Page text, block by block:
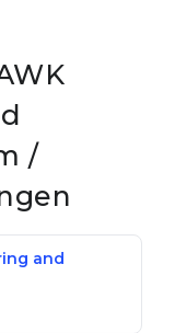
/
and